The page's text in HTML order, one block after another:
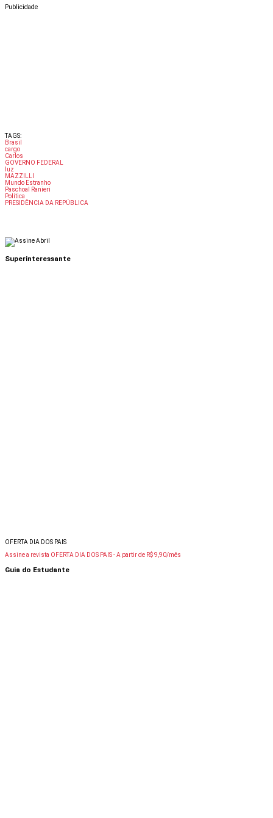
Publicidade
TAGS:
Brasil
cargo
Carlos
GOVERNO FEDERAL
luz
MAZZILLI
Mundo Estranho
Paschoal Ranieri
Política
PRESIDÊNCIA DA REPÚBLICA
Superinteressante
OFERTA DIA DOS PAIS
Assine a revista OFERTA DIA DOS PAIS -A partir de R$ 9,90/mês
Guia do Estudante